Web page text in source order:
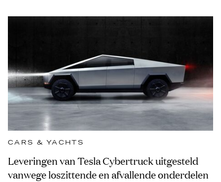
CARS & YACHTS
Leveringen van Tesla Cybertruck uitgesteld
vanwege loszittende en afvallende onderdelen